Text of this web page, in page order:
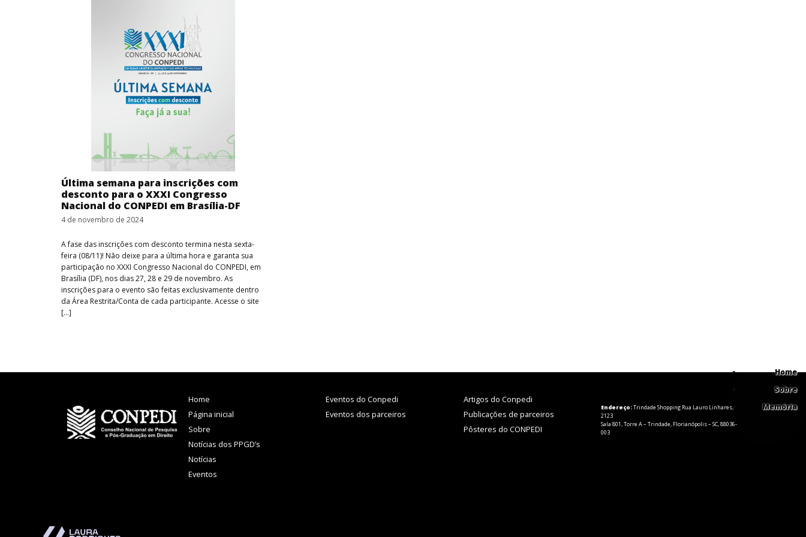
Última semana para inscrições com
desconto para o XXXI Congresso
Nacional do CONPEDI em Brasília-DF
4 de novembro de 2024
A fase das inscrições com desconto termina nesta sexta-
feira (08/11)! Não deixe para a última hora e garanta sua
participação no XXXI Congresso Nacional do CONPEDI, em
Brasília (DF), nos dias 27, 28 e 29 de novembro. As
inscrições para o evento são feitas exclusivamente dentro
da Área Restrita/Conta de cada participante. Acesse o site
[…]
Home
Sobre
Memória
Home
Página inicial
Sobre
Notícias dos PPGD’s
Notícias
Eventos
Eventos do Conpedi
Eventos dos parceiros
Artigos do Conpedi
Publicações de parceiros
Pôsteres do CONPEDI
Endereço:Trindade Shopping Rua Lauro Linhares,
2123
Sala 801, Torre A – Trindade, Florianópolis – SC, 88036-
003